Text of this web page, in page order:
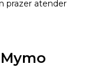
prazer atender